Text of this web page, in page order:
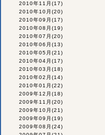
2010年11月 (17)
2010年10月 (20)
2010年09月 (17)
2010年08月 (19)
2010年07月 (20)
2010年06月 (13)
2010年05月 (21)
2010年04月 (17)
2010年03月 (18)
2010年02月 (14)
2010年01月 (22)
2009年12月 (18)
2009年11月 (20)
2009年10月 (21)
2009年09月 (19)
2009年08月 (24)